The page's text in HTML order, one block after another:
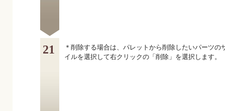
21
＊削除する場合は、パレットから削除したいパーツの
イルを選択して右クリックの「削除」を選択します。